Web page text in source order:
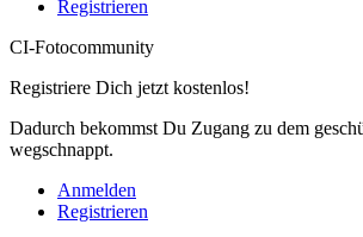
Registrieren
CI-Fotocommunity
Registriere Dich jetzt kostenlos!
Dadurch bekommst Du Zugang zu dem
wegschnappt.
Anmelden
Registrieren